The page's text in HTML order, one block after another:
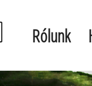
Rólunk